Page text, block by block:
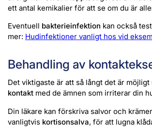
ett antal kemikalier för att se om du är
Eventuell bakterieinfektion kan också
mer: Hudinfektioner vanligt hos vid
Behandling av
Det viktigaste är att så långt det är möjligt
kontakt med de ämnen som irriterar din
Din läkare kan förskriva salvor och
vanligtvis kortisonsalva, för att lugna